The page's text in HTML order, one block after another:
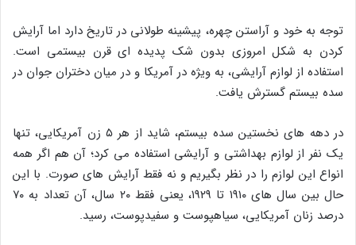
توجه به خود و آراستن چهره، پیشینه طولانی در تاریخ دارد اما آرایش
کردن به شکل امروزی بدون شک پدیده‌ ای قرن بیستمی است.
استفاده از لوازم آرایشی، به‌ ویژه در آمریکا و در میان دختران جوان در
سده بیستم گسترش یافت.
در دهه‌ های نخستین سده بیستم، شاید از هر ۵ زن آمریکایی، تنها
یک نفر از لوازم بهداشتی و آرایشی استفاده می‌ کرد؛ آن هم اگر همه
انواع این لوازم را در نظر بگیریم و نه فقط آرایش‌ های صورت. با این
حال بین سال‌ های ۱۹۱۰ تا ۱۹۲۹، یعنی فقط ۲۰ سال، آن تعداد به ۷۰
درصد زنان آمریکایی، سیاهپوست و سفیدپوست، رسید.